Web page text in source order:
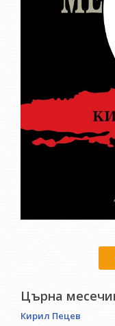
Църна
Кирил Пецев